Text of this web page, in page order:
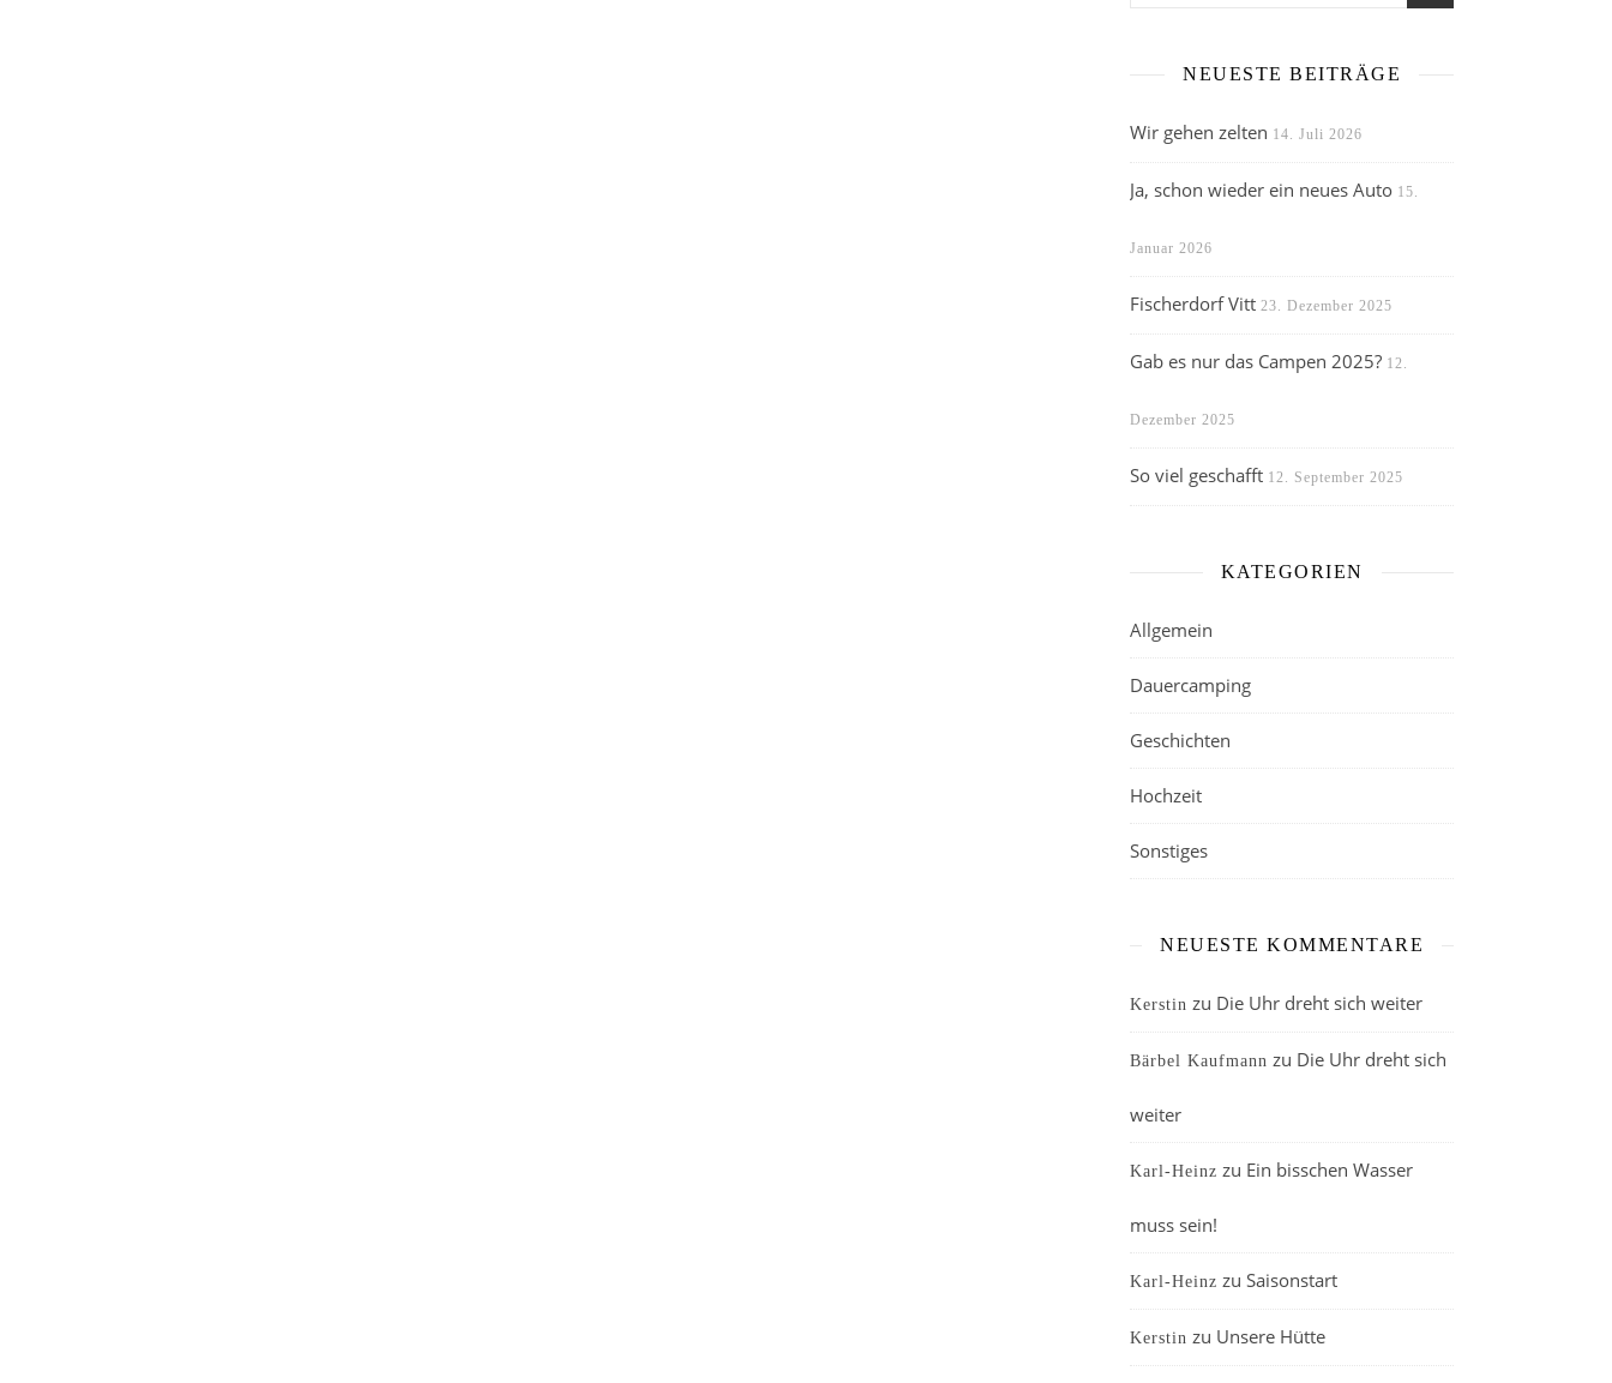
NEUESTE BEITRÄGE
Wir gehen zelten 14. Juli 2026
Ja, schon wieder ein neues Auto 15.
Januar 2026
Fischerdorf Vitt 23. Dezember 2025
Gab es nur das Campen 2025? 12.
Dezember 2025
So viel geschafft 12. September 2025
KATEGORIEN
Allgemein
Dauercamping
Geschichten
Hochzeit
Sonstiges
NEUESTE KOMMENTARE
Kerstin zu Die Uhr dreht sich weiter
Bärbel Kaufmann zu Die Uhr dreht sich
weiter
Karl-Heinz zu Ein bisschen Wasser
muss sein!
Karl-Heinz zu Saisonstart
Kerstin zu Unsere Hütte